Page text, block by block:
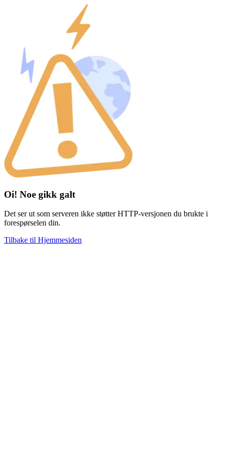
Oi! Noe gikk galt
Det ser ut som serveren ikke støtter HTTP-versjonen du brukte i
forespørselen din.
Tilbake til Hjemmesiden